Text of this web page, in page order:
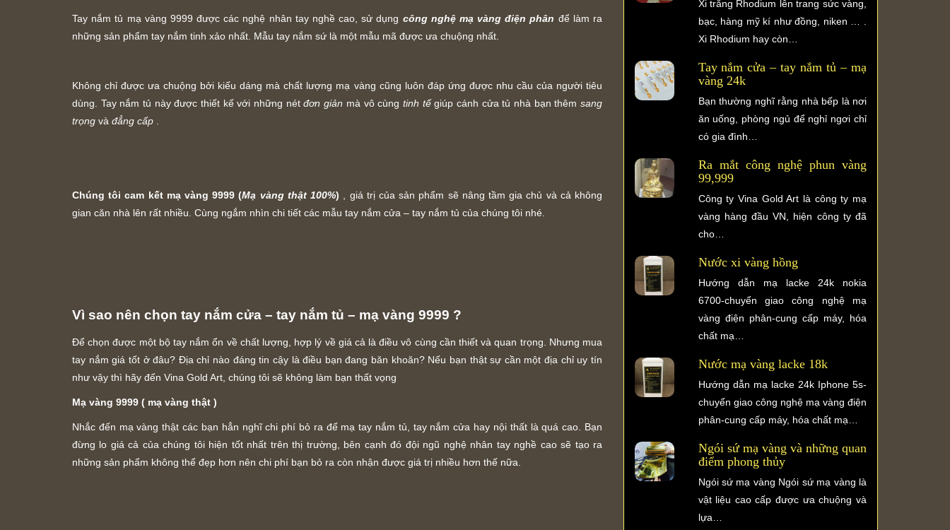
Tay nắm tủ mạ vàng 9999 được các nghệ nhân tay nghề cao, sử dụng công nghệ mạ vàng điện phân để làm ra
những sản phẩm tay nắm tinh xảo nhất. Mẫu tay nắm sứ là một mẫu mã được ưa chuộng nhất.
Không chỉ được ưa chuộng bởi kiếu dáng mà chất lượng mạ vàng cũng luôn đáp ứng được nhu cầu của người tiêu
dùng. Tay nắm tủ này được thiết kế với những nétđơn giản mà vô cùng tinh tếgiúp cánh cửa tủ nhà bạn thêm sang
trọng và đẳng cấp
Chúng tôi cam kết mạ vàng 9999 (Mạ vàng thật 100%) , giá trị của sản phẩm sẽ nâng tầm gia chủ và cả không
gian căn nhà lên rất nhiều. Cùng ngắm nhìn chi tiết các mẫu tay nắm cửa – tay nắm tủ của chúng tôi nhé.
Vì sao nên chọn tay nắm cửa – tay nắm tủ – mạ vàng 9999 ?
Để chọn được một bộ tay nắm ổn về chất lượng, hợp lý về giá cả là điều vô cùng cần thiết và quan trọng. Nhưng mua
tay nắm giá tốt ở đâu? Địa chỉ nào đáng tin cậy là điều bạn đang băn khoăn? Nếu bạn thật sự cần một địa chỉ uy tín
như vậy thì hãy đến Vina Gold Art, chúng tôi sẽ không làm bạn thất vọng
Mạ vàng 9999 ( mạ vàng thật )
Nhắc đến mạ vàng thật các bạn hẳn nghĩ chi phí bỏ ra để mạ tay nắm tủ, tay nắm cửa hay nội thất là quá cao. Bạn
đừng lo giá cả của chúng tôi hiện tốt nhất trên thị trường, bên cạnh đó đội ngũ nghệ nhân tay nghề cao sẽ tạo ra
những sản phẩm không thể đẹp hơn nên chi phí bạn bỏ ra còn nhận được giá trị nhiều hơn thế nữa.
Xi trắng Rhodium lên trang sức vàng,
bạc, hàng mỹ kí như đồng, niken … .
Xi Rhodium hay còn…
Tay nắm cửa – tay nắm tủ – mạ
vàng 24k
Bạn thường nghĩ rằng nhà bếp là nơi
ăn uống, phòng ngủ để nghỉ ngơi chỉ
có gia đình…
Ra mắt công nghệ phun vàng
99,999
Công ty Vina Gold Art là công ty mạ
vàng hàng đầu VN, hiện công ty đã
cho…
Nước xi vàng hồng
Hướng dẫn mạ lacke 24k nokia
6700-chuyển giao công nghệ mạ
vàng điện phân-cung cấp máy, hóa
chất mạ…
Nước mạ vàng lacke 18k
Hướng dẫn mạ lacke 24k Iphone 5s-
chuyển giao công nghệ mạ vàng điện
phân-cung cấp máy, hóa chất mạ…
Ngói sứ mạ vàng và những quan
điểm phong thủy
Ngói sứ mạ vàng Ngói sứ mạ vàng là
vật liệu cao cấp được ưa chuộng và
lựa…